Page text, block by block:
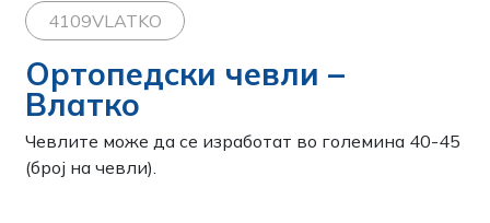
4109VLATKO
Ортопедски чевли –
Влатко
Чевлите може да се изработат во големина 40-45
(број на чевли).